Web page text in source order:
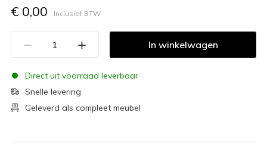
€ 0,00 Inclusief BTW
In winkelwagen
Direct uit voorraad leverbaar
Snelle levering
Geleverd als compleet meubel